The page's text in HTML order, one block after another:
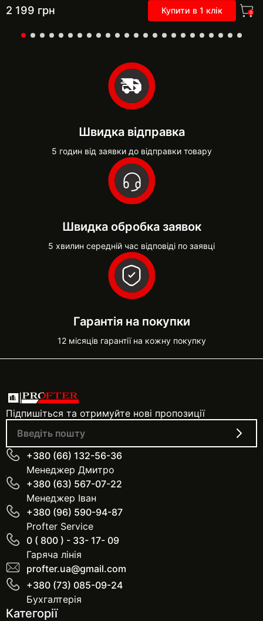
2 199 грн Купити в 1 клік 0
Швидка відправка
5 годин від заявки до відправки товару
Швидка обробка заявок
5 хвилин середній час відповіді по заявці
Гарантія на покупки
12 місяців гарантії на кожну покупку
Підпишіться та отримуйте нові пропозиції
+380 (66) 132-56-36
Менеджер Дмитро
+380 (63) 567-07-22
Менеджер Іван
+380 (96) 590-94-87
Profter Service
0 ( 800 ) - 33- 17- 09
Гаряча лінія
profter.ua@gmail.com
+380 (73) 085-09-24
Бухгалтерія
Категорії